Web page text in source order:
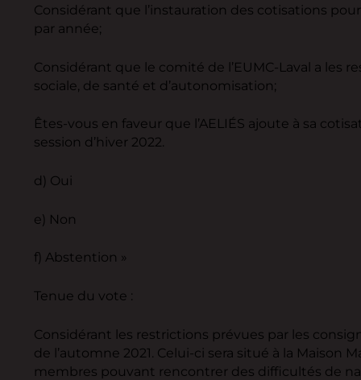
Considérant que l’instauration des cotisations
par année;
Considérant que le comité de l’EUMC-Laval a les
sociale, de santé et d’autonomisation;
Êtes-vous en faveur que l’AELIÉS ajoute à sa
session d’hiver 2022.
d) Oui
e) Non
f) Abstention »
Tenue du vote :
Considérant les restrictions prévues par les
de l’automne 2021. Celui-ci sera situé à la
membres pouvant rencontrer des difficultés de